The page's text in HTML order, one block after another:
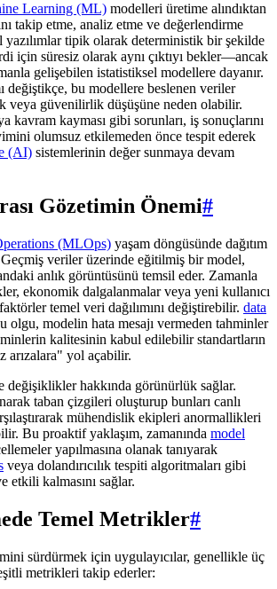
Learning (ML) modelleri üretime alındıktan
takip etme, analiz etme ve değerlendirme
yazılımlar tipik olarak deterministik bir şekilde
için süresiz olarak aynı çıktıyı bekler—ancak
gelişebilen istatistiksel modellere dayanır.
değiştikçe, bu modellere beslenen veriler
veya güvenilirlik düşüşüne neden olabilir.
kavram kayması gibi sorunları, iş sonuçlarını
olumsuz etkilemeden önce tespit ederek
(AI) sistemlerinin değer sunmaya devam
Gözetimin Önemi#
(MLOps) yaşam döngüsünde dağıtım
veriler üzerinde eğitilmiş bir model,
anlık görüntüsünü temsil eder. Zamanla
ekonomik dalgalanmalar veya yeni kullanıcı
temel veri dağılımını değiştirebilir. data
olgu, modelin hata mesajı vermeden tahminler
kalitesinin kabul edilebilir standartların
arızalara" yol açabilir.
değişiklikler hakkında görünürlük sağlar.
taban çizgileri oluşturup bunları canlı
mühendislik ekipleri anormallikleri
Bu proaktif yaklaşım, zamanında model
yapılmasına olanak tanıyarak
veya dolandırıcılık tespiti algoritmaları gibi
etkili kalmasını sağlar.
Temel Metrikler#
sürdürmek için uygulayıcılar, genellikle üç
metrikleri takip ederler: